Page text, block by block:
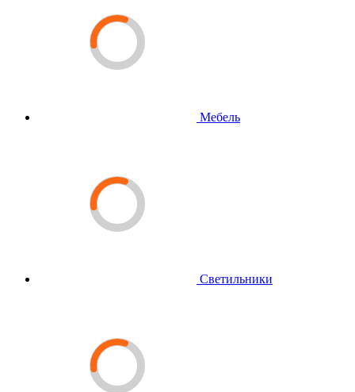
Мебель
Светильники